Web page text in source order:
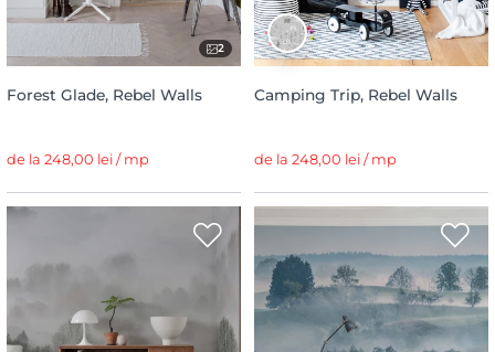
2
Forest Glade, Rebel Walls
de la 248,00 lei / mp
Camping Trip, Rebel Walls
de la 248,00 lei / mp